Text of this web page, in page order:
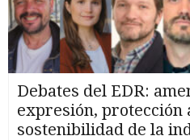
Debates del EDR:
expresión, protección
sostenibilidad de la